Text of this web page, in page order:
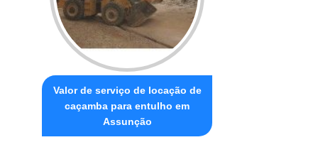
Valor de serviço de locação de
caçamba para entulho em
Assunção